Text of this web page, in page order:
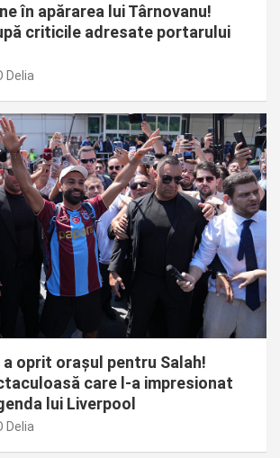
în apărarea lui Târnovanu!
criticile adresate portarului
Delia
oprit orașul pentru Salah!
care l-a impresionat
lui Liverpool
Delia